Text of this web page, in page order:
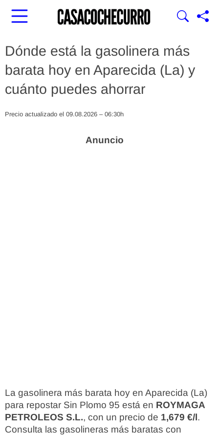
Dónde está la gasolinera más
barata hoy en Aparecida (La) y
cuánto puedes ahorrar
Precio actualizado el 09.08.2026 – 06:30h
La gasolinera más barata hoy en Aparecida (La)
para repostar Sin Plomo 95 está en ROYMAGA
PETROLEOS S.L., con un precio de 1,679 €/l.
Consulta las gasolineras más baratas con